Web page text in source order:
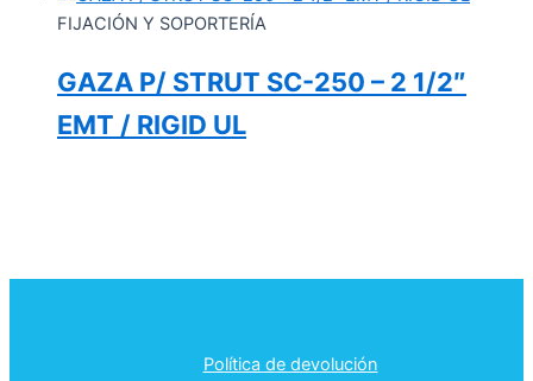
FIJACIÓN Y SOPORTERÍA
GAZA P/ STRUT SC-250 – 2 1/2″
EMT / RIGID UL
Política de devolución